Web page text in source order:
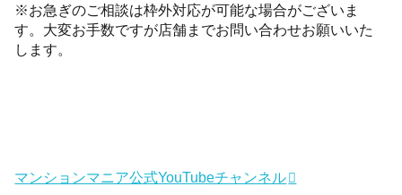
※お急ぎのご相談は枠外対応が可能な場合がございま
す。大変お手数ですが店舗までお問い合わせお願いいた
します。
マンションマニア公式YouTubeチャンネル